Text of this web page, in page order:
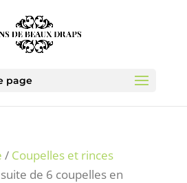
page
/ Coupelles et rinces
de 6 coupelles en